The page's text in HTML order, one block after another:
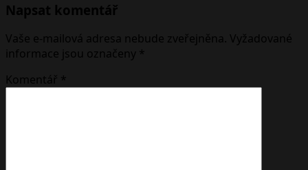
Napsat komentář
Vaše e-mailová adresa nebude zveřejněna. Vyžadované
informace jsou označeny *
Komentář *